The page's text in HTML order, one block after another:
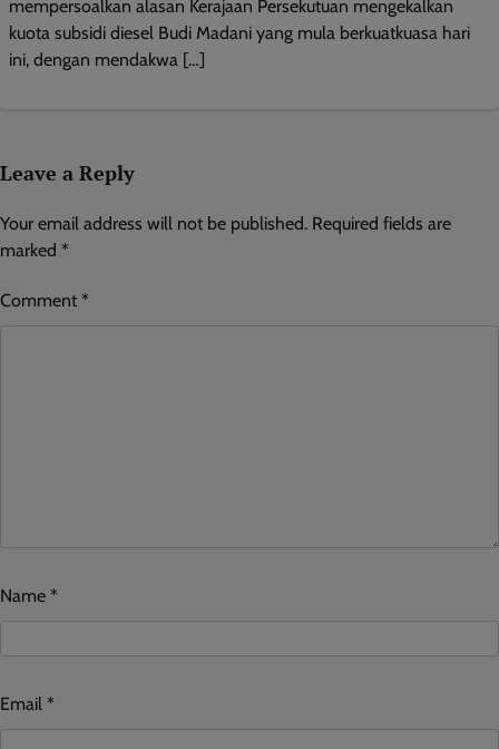
mempersoalkan alasan Kerajaan Persekutuan mengekalkan
kuota subsidi diesel Budi Madani yang mula berkuatkuasa hari
ini, dengan mendakwa […]
Leave a Reply
Your email address will not be published. Required fields are
marked *
Comment *
Name *
Email *